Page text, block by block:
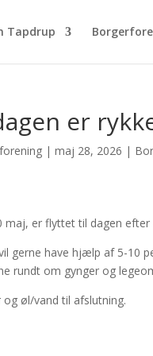
Tapdrup
er
|maj 28, 2026 |
maj, er flyttet til dagen efter
gerne have hjælp af 5-10
rundt om gynger og
øl/vand til afslutning.